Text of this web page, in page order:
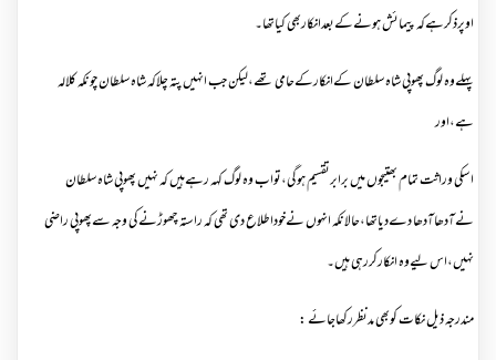
اوپرذکرہےکہ پیمائش ہونےکےبعدانکاربھی کیاتھا۔
پہلےوہ لوگ پھوپی شاہ سلطان کےانکارکےحامی تھے،لیکن جب انہیں پتہ چلاکہ شاہ سلطان چونکہ کلالہ
ہے،اور
ا سکی وراثت تمام بھتیجوں میں برابرتقسیم ہوگی،تواب وہ لوگ کہہ رہےہیں کہ نہیں پھوپی شاہ سلطان
نےآدھاآدھا دےدیاتھا،حالانکہ انہوں نےخوداطلاع دی تھی کہ راستہ چھوڑنےکی وجہ سےپھوپی راضی
نہیں،اس لیےوہ انکارکررہی ہیں۔
مندرجہ ذیل نکات کوبھی مدنظررکھاجائے :